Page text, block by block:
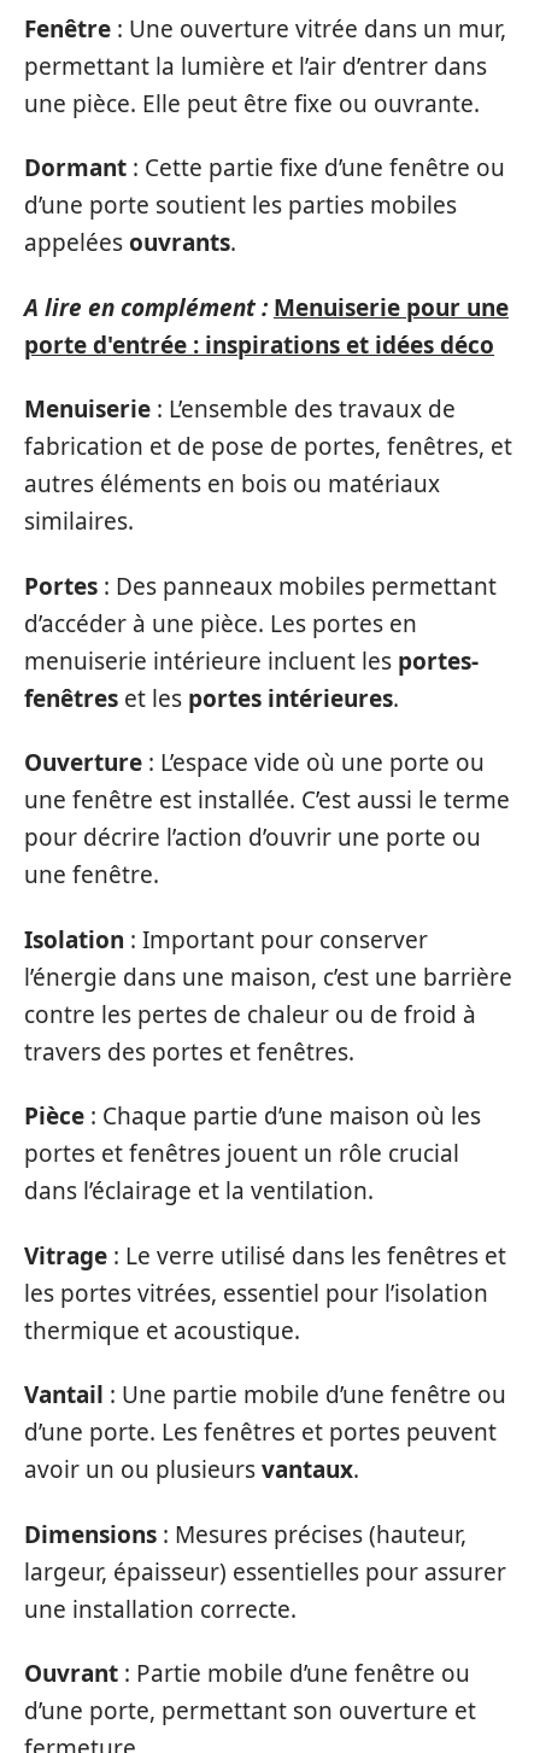
Fenêtre : Une ouverture vitrée dans un mur,
permettant la lumière et l’air d’entrer dans
une pièce. Elle peut être fixe ou ouvrante.
Dormant : Cette partie fixe d’une fenêtre ou
d’une porte soutient les parties mobiles
appeléesouvrants.
A lire en complément : Menuiserie pour une
porte d'entrée : inspirations et idées déco
Menuiserie : L’ensemble des travaux de
fabrication et de pose de portes, fenêtres, et
autres éléments en bois ou matériaux
similaires.
Portes : Des panneaux mobiles permettant
d’accéder à une pièce. Les portes en
menuiserie intérieure incluent les portes-
fenêtres et les portes intérieures.
Ouverture : L’espace vide où une porte ou
une fenêtre est installée. C’est aussi le terme
pour décrire l’action d’ouvrir une porte ou
une fenêtre.
Isolation : Important pour conserver
l’énergie dans une maison, c’est une barrière
contre les pertes de chaleur ou de froid à
travers des portes et fenêtres.
Pièce : Chaque partie d’une maison où les
portes et fenêtres jouent un rôle crucial
dans l’éclairage et la ventilation.
Vitrage : Le verre utilisé dans les fenêtres et
les portes vitrées, essentiel pour l’isolation
thermique et acoustique.
Vantail : Une partie mobile d’une fenêtre ou
d’une porte. Les fenêtres et portes peuvent
avoir un ou plusieursvantaux.
Dimensions : Mesures précises (hauteur,
largeur, épaisseur) essentielles pour assurer
une installation correcte.
Ouvrant : Partie mobile d’une fenêtre ou
d’une porte, permettant son ouverture et